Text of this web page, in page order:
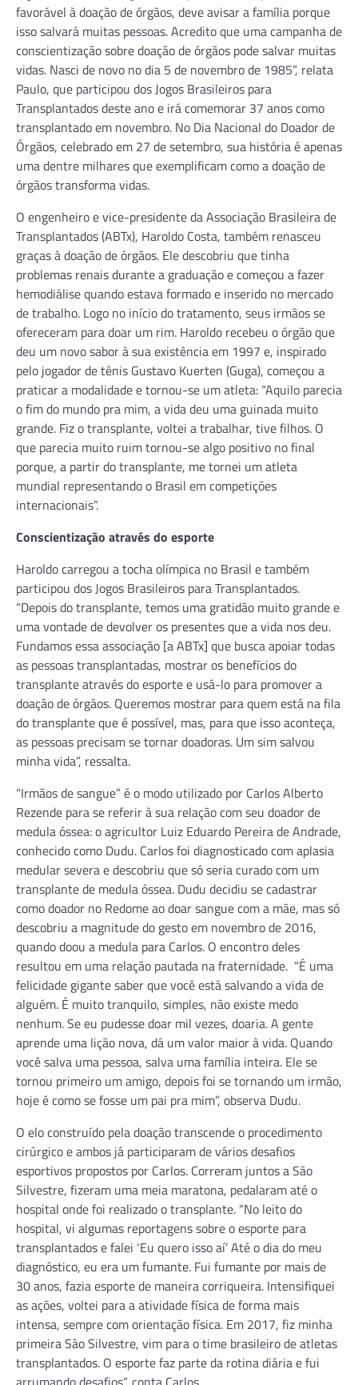
favorável à doação de órgãos, deve avisar a família porque
isso salvará muitas pessoas. Acredito que uma campanha de
conscientização sobre doação de órgãos pode salvar muitas
vidas. Nasci de novo no dia 5 de novembro de 1985”, relata
Paulo, que participou dos Jogos Brasileiros para
Transplantados deste ano e irá comemorar 37 anos como
transplantado em novembro. No Dia Nacional do Doador de
Órgãos, celebrado em 27 de setembro, sua história é apenas
uma dentre milhares que exemplificam como a doação de
órgãos transforma vidas.
O engenheiro e vice-presidente da Associação Brasileira de
Transplantados (ABTx), Haroldo Costa, também renasceu
graças à doação de órgãos. Ele descobriu que tinha
problemas renais durante a graduação e começou a fazer
hemodiálise quando estava formado e inserido no mercado
de trabalho. Logo no início do tratamento, seus irmãos se
ofereceram para doar um rim. Haroldo recebeu o órgão que
deu um novo sabor à sua existência em 1997 e, inspirado
pelo jogador de tênis Gustavo Kuerten (Guga), começou a
praticar a modalidade e tornou-se um atleta: “Aquilo parecia
o fim do mundo pra mim, a vida deu uma guinada muito
grande. Fiz o transplante, voltei a trabalhar, tive filhos. O
que parecia muito ruim tornou-se algo positivo no final
porque, a partir do transplante, me tornei um atleta
mundial representando o Brasil em competições
internacionais”.
Conscientização através do esporte
Haroldo carregou a tocha olímpica no Brasil e também
participou dos Jogos Brasileiros para Transplantados.
“Depois do transplante, temos uma gratidão muito grande e
uma vontade de devolver os presentes que a vida nos deu.
Fundamos essa associação [a ABTx] que busca apoiar todas
as pessoas transplantadas, mostrar os benefícios do
transplante através do esporte e usá-lo para promover a
doação de órgãos. Queremos mostrar para quem está na fila
do transplante que é possível, mas, para que isso aconteça,
as pessoas precisam se tornar doadoras. Um sim salvou
minha vida”, ressalta.
“Irmãos de sangue” é o modo utilizado por Carlos Alberto
Rezende para se referir à sua relação com seu doador de
medula óssea: o agricultor Luiz Eduardo Pereira de Andrade,
conhecido como Dudu. Carlos foi diagnosticado com aplasia
medular severa e descobriu que só seria curado com um
transplante de medula óssea. Dudu decidiu se cadastrar
como doador no Redome ao doar sangue com a mãe, mas só
descobriu a magnitude do gesto em novembro de 2016,
quando doou a medula para Carlos. O encontro deles
resultou em uma relação pautada na fraternidade. “É uma
felicidade gigante saber que você está salvando a vida de
alguém. É muito tranquilo, simples, não existe medo
nenhum. Se eu pudesse doar mil vezes, doaria. A gente
aprende uma lição nova, dá um valor maior à vida. Quando
você salva uma pessoa, salva uma família inteira. Ele se
tornou primeiro um amigo, depois foi se tornando um irmão,
hoje é como se fosse um pai pra mim”, observa Dudu.
O elo construído pela doação transcende o procedimento
cirúrgico e ambos já participaram de vários desafios
esportivos propostos por Carlos. Correram juntos a São
Silvestre, fizeram uma meia maratona, pedalaram até o
hospital onde foi realizado o transplante. “No leito do
hospital, vi algumas reportagens sobre o esporte para
transplantados e falei ‘Eu quero isso aí’ Até o dia do meu
diagnóstico, eu era um fumante. Fui fumante por mais de
30 anos, fazia esporte de maneira corriqueira. Intensifiquei
as ações, voltei para a atividade física de forma mais
intensa, sempre com orientação física. Em 2017, fiz minha
primeira São Silvestre, vim para o time brasileiro de atletas
transplantados. O esporte faz parte da rotina diária e fui